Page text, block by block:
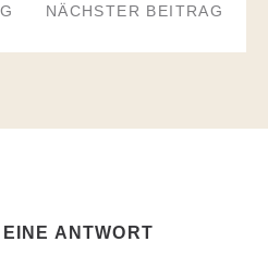
NÄCHSTER BEITRAG
ANTWORT